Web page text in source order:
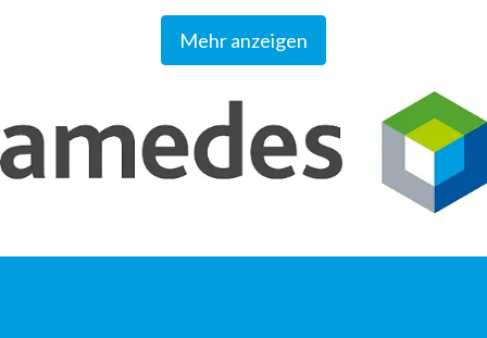
Mehr anzeigen
Unser Kundenmagazin "amedes update" informiert
aus dem Unternehmen. Sie können das Magazin auf
www.amedes-group.com abonnieren.